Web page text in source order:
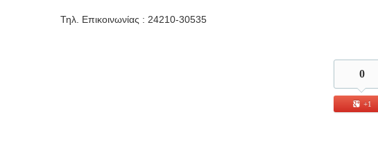
Τηλ. Επικοινωνίας : 24210-30535
0
+1